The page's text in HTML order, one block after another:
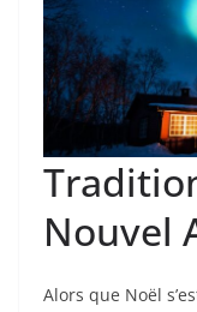
Nouvel
Alors que Noël